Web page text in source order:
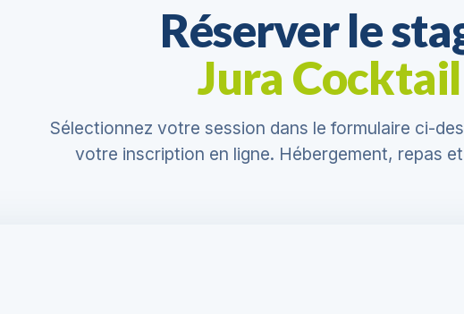
Réserver le
Jura Cocktail
Sélectionnez votre session dans le formulaire ci-
votre inscription en ligne. Hébergement, repas